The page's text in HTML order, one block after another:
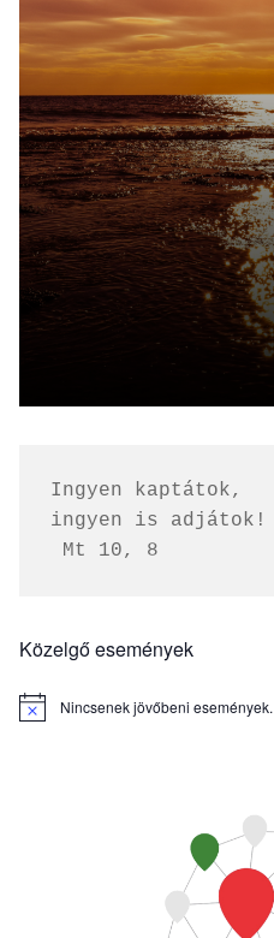
Ingyen kaptátok,
ingyen is adjátok!
Mt 10, 8
Közelgő események
Notice Nincsenek jövőbeni események.